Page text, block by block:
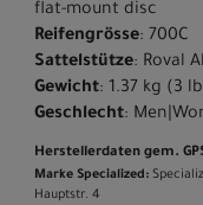
flat-mount disc
Reifengrösse: 700C
Sattelstütze: Roval
Gewicht: 1.37 kg (3
Geschlecht:
Herstellerdaten gem.
Marke Specialized:
Hauptstr. 4